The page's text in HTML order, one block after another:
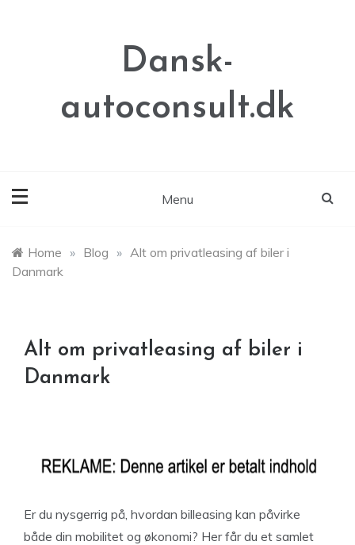
Dansk-
autoconsult.dk
Menu
Home » Blog » Alt om privatleasing af biler i
Danmark
Alt om privatleasing af biler i
Danmark
Er du nysgerrig på, hvordan billeasing kan påvirke
både din mobilitet og økonomi? Her får du et samlet